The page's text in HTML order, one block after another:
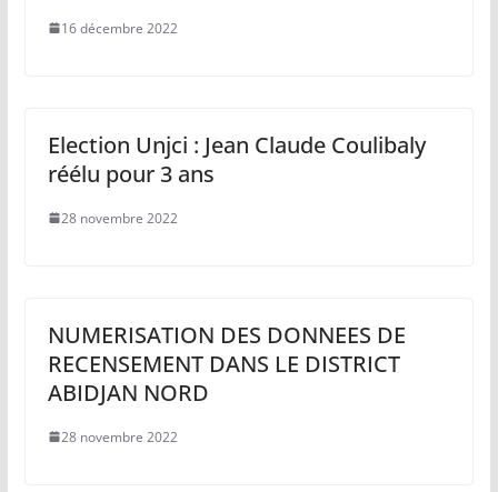
16 décembre 2022
Election Unjci : Jean Claude Coulibaly
réélu pour 3 ans
28 novembre 2022
NUMERISATION DES DONNEES DE
RECENSEMENT DANS LE DISTRICT
ABIDJAN NORD
28 novembre 2022